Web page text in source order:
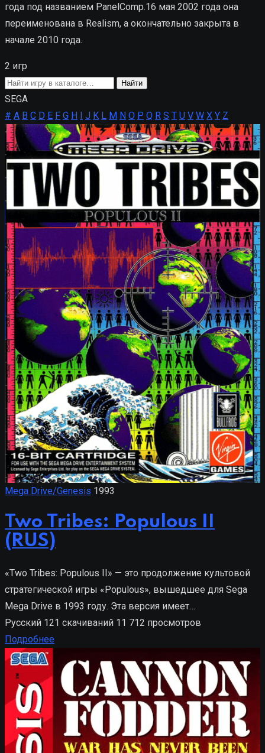
года под названием PanelComp.16 мая 2002 года она
переименована в Realism, а окончательно закрыта в
начале 2010 года.
2 игр
Поиск
игры
Найти
SEGA
# A B C D E F G H I J K L M N O P Q R S T U V W X Y Z
Mega Drive/Genesis 1993
Two Tribes: Populous II
(RUS)
«Two Tribes: Populous II» — это продолжение культовой
стратегической игры «Populous», вышедшее для Sega
Mega Drive в 1993 году. Эта версия имеет…
Русский 121 скачиваний 11 712 просмотров
Подробнее